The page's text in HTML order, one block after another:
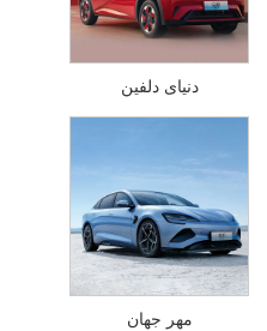
دنیای دلفین
مهر جهان